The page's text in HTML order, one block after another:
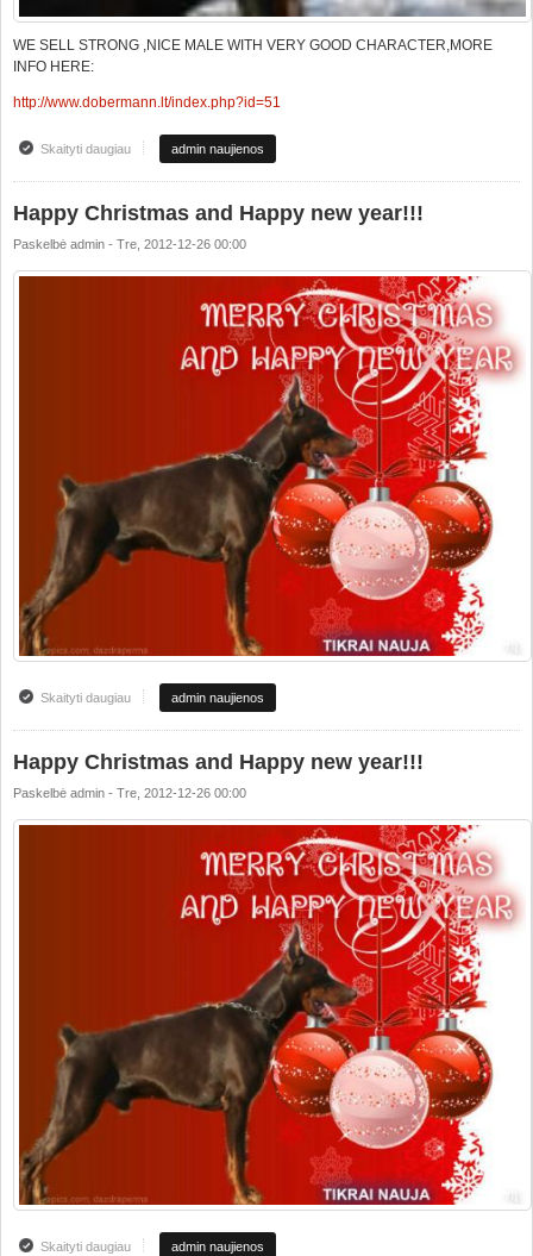
WE SELL STRONG ,NICE MALE WITH VERY GOOD CHARACTER,MORE
INFO HERE:
http://www.dobermann.lt/index.php?id=51
Skaityti daugiauapie HIGH CLASS MALE FOR SALE
admin naujienos
Happy Christmas and Happy new year!!!
Paskelbė admin - Tre, 2012-12-26 00:00
Skaityti daugiauapie Happy Christmas and Happy new year!!!
admin naujienos
Happy Christmas and Happy new year!!!
Paskelbė admin - Tre, 2012-12-26 00:00
Skaityti daugiauapie Happy Christmas and Happy new year!!!
admin naujienos